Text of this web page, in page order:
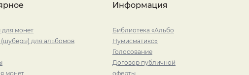
монет
для альбомов
монет
Информация
Библиотека «Альбо
Нумисматико»
Голосование
Договор публичной
оферты